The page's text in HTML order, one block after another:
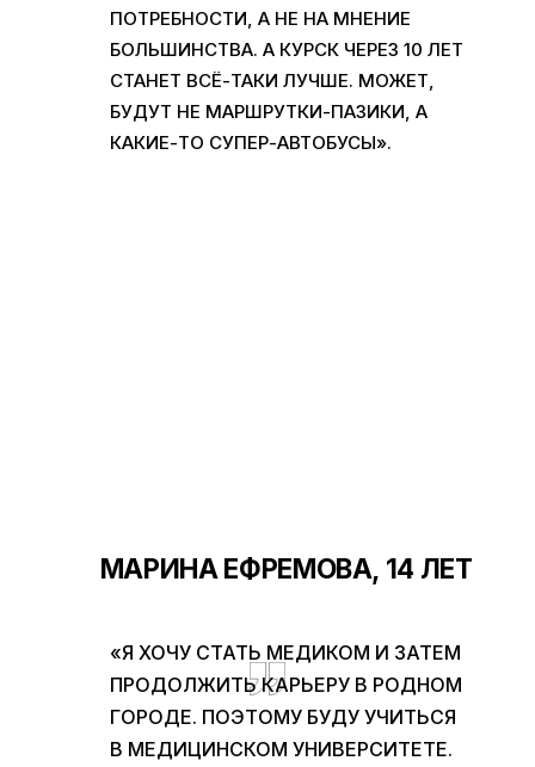
ПОТРЕБНОСТИ, А НЕ НА МНЕНИЕ
БОЛЬШИНСТВА. А КУРСК ЧЕРЕЗ 10 ЛЕТ
СТАНЕТ ВСЁ-ТАКИ ЛУЧШЕ. МОЖЕТ,
БУДУТ НЕ МАРШРУТКИ-ПАЗИКИ, А
КАКИЕ-ТО СУПЕР-АВТОБУСЫ».
МАРИНА ЕФРЕМОВА, 14 ЛЕТ
«Я ХОЧУ СТАТЬ МЕДИКОМ И ЗАТЕМ
ПРОДОЛЖИТЬ КАРЬЕРУ В РОДНОМ
ГОРОДЕ. ПОЭТОМУ БУДУ УЧИТЬСЯ
В МЕДИЦИНСКОМ УНИВЕРСИТЕТЕ.